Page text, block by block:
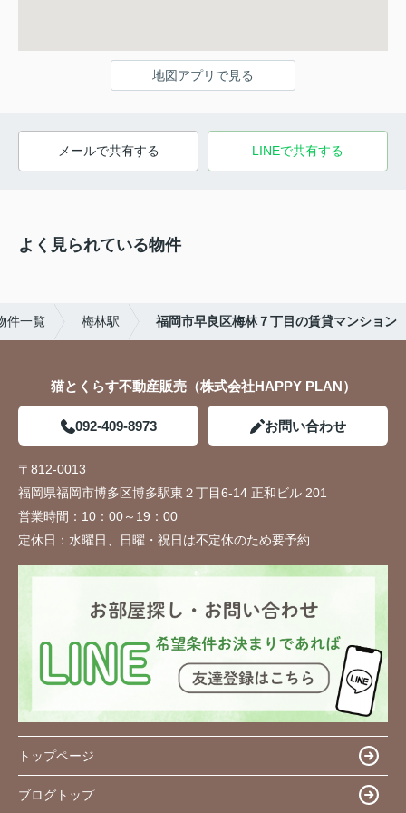
地図アプリで見る
メールで共有する LINEで共有する
よく見られている物件
件一覧 梅林駅 福岡市早良区梅林７丁目の賃貸マンション
猫とくらす不動産販売（株式会社HAPPY PLAN）
092-409-8973 お問い合わせ
〒812-0013
福岡県福岡市博多区博多駅東２丁目6-14 正和ビル 201
営業時間： 10：00～19：00
定休日： 水曜日、日曜・祝日は不定休のため要予約
トップページ
ブログトップ